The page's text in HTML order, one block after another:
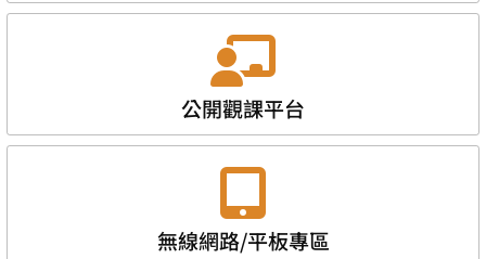
公開觀課平台
無線網路/平板專區